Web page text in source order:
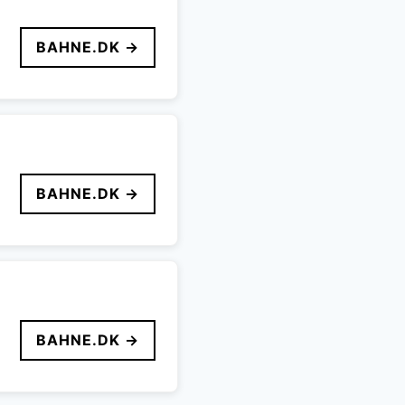
BAHNE.DK →
BAHNE.DK →
BAHNE.DK →